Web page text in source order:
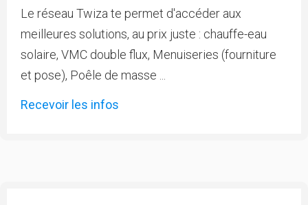
Le réseau Twiza te permet d'accéder aux
meilleures solutions, au prix juste : chauffe-eau
solaire, VMC double flux, Menuiseries (fourniture
et pose), Poêle de masse ...
Recevoir les infos